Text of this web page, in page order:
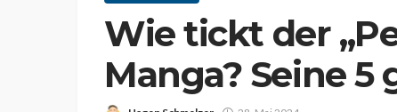
Wie tickt der
Manga? Seine